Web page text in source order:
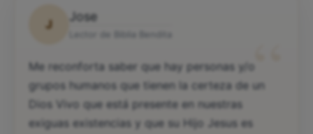
J
Jose
“
Me reconforta saber que hay personas y/o
grupos humanos que tienen la certeza de un
Dios Vivo que está presente en nuestras
exiguas existencias y que su Hijo Jesus es